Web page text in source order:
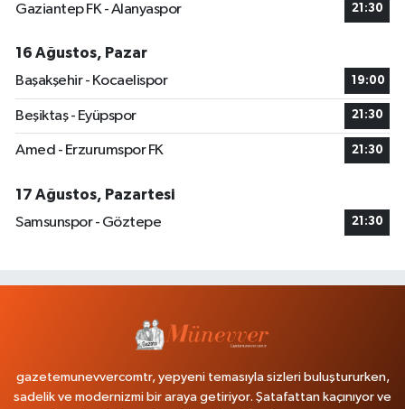
Gaziantep FK - Alanyaspor 21:30
16 Ağustos, Pazar
Başakşehir - Kocaelispor
19:00
Beşiktaş - Eyüpspor 21:30
Amed - Erzurumspor FK 21:30
17 Ağustos, Pazartesi
Samsunspor - Göztepe
21:30
gazetemunevvercomtr, yepyeni temasıyla sizleri buluştururken,
sadelik ve modernizmi bir araya getiriyor. Şatafattan kaçınıyor ve